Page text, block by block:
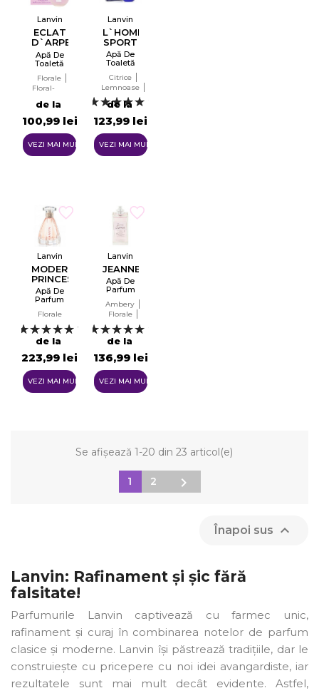
Lanvin
ECLAT
D`ARPEGE
SHEER
Apă De
Toaletă
Femei
Florale
Floral-
de la
100,99 lei
VEZI MAI MULTE
Lanvin
L`HOMME
SPORT
Apă De
Toaletă
Citrice
Lemnoase
Aromatice
de la
123,99 lei
VEZI MAI MULTE
Lanvin
MODERN
PRINCESS
Apă De
Parfum
Florale
1
de la
223,99 lei
VEZI MAI MULTE
Lanvin
JEANNE
Apă De
Parfum
EDP
Ambery
Florale
Lemnoase
de la
136,99 lei
VEZI MAI MULTE
Se afișează 1-20 din 23 articol(e)
1 2 
Înapoi sus 
Lanvin: Rafinament și șic fără
falsitate!
Parfumurile Lanvin captivează cu farmec unic,
rafinament și curaj în combinarea notelor de parfum
clasice și moderne. Lanvin își păstrează tradițiile, dar le
construiește cu pricepere cu noi idei avangardiste, iar
rezultatele sunt mai mult decât evidente. Astfel,
Numele listei de dorinte
Creeaza o lista de dorinte